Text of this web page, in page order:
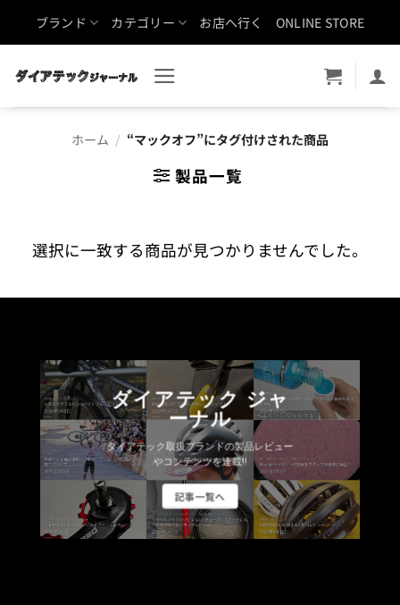
ブランド カテゴリー お店へ行く ONLINE STORE
ホーム / “マックオフ”にタグ付けされた商品
製品一覧
選択に一致する商品が見つかりませんでした。
ダイアテック ジャ
ーナル
ダイアテック取扱ブランドの製品レビュー
やコンテンツを連載!!
記事一覧へ